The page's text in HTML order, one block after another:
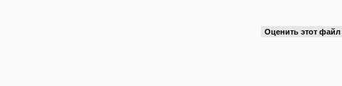
Оценить этот файл